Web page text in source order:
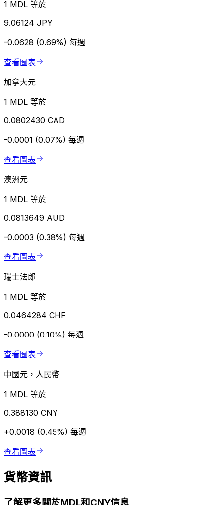
1 MDL 等於
9.06124 JPY
-0.0628 (0.69%) 每週
查看圖表
加拿大元
1 MDL 等於
0.0802430 CAD
-0.0001 (0.07%) 每週
查看圖表
澳洲元
1 MDL 等於
0.0813649 AUD
-0.0003 (0.38%) 每週
查看圖表
瑞士法郎
1 MDL 等於
0.0464284 CHF
-0.0000 (0.10%) 每週
查看圖表
中國元，人民幣
1 MDL 等於
0.388130 CNY
+0.0018 (0.45%) 每週
查看圖表
貨幣資訊
了解更多關於MDL和CNY信息